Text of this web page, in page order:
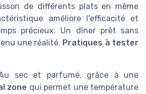
de différents plats en même
améliore l'efficacité et
précieux. Un dîner prêt sans
une réalité. Pratiques à tester
sec et parfumé, grâce à une
zone qui permet une température